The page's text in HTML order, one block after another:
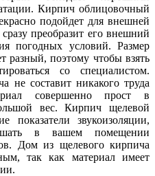
Кирпич облицовочный
подойдет для внешней
преобразит его внешний
погодных условий. Размер
разный, поэтому чтобы взять
со специалистом.
не составит никакого труда
совершенно прост в
вес. Кирпич щелевой
звукоизоляции,
в вашем помещении
Дом из щелевого кирпича
так как материал имеет